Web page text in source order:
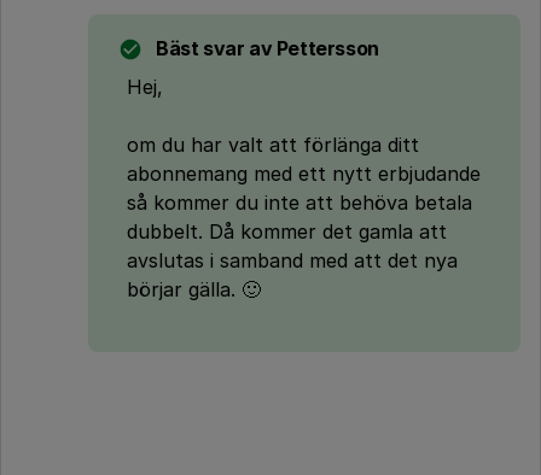
Bäst svar av Pettersson
Hej,
om du har valt att förlänga ditt
abonnemang med ett nytt erbjudande
så kommer du inte att behöva betala
dubbelt. Då kommer det gamla att
avslutas i samband med att det nya
börjar gälla. 🙂